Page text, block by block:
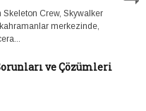
Skeleton Crew, Skywalker
merkezinde,
ve Çözümleri